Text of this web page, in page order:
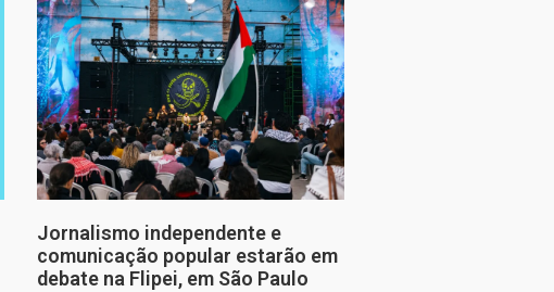
Jornalismo independente e
comunicação popular estarão em
debate na Flipei, em São Paulo